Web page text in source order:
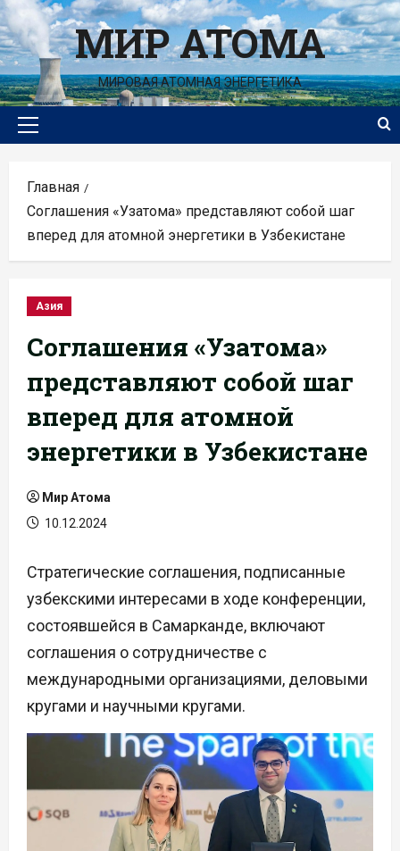
Перейти
к
содержимомуМИР АТОМА
МИРОВАЯ АТОМНАЯ ЭНЕРГЕТИКА
Основное
Главная
Соглашения «Узатома» представляют собой шаг
вперед для атомной энергетики в Узбекистане
Азия
Соглашения «Узатома»
представляют собой шаг
вперед для атомной
энергетики в Узбекистане
Мир Атома
10.12.2024
Стратегические соглашения, подписанные
узбекскими интересами в ходе конференции,
состоявшейся в Самарканде, включают
соглашения о сотрудничестве с
международными организациями, деловыми
кругами и научными кругами.